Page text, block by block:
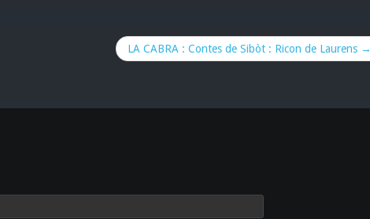
LA CABRA : Contes de Sibòt : Ricon de Laurens →